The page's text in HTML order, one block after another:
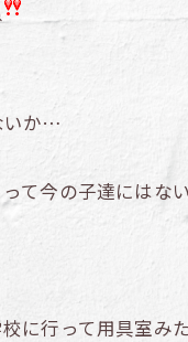
いか…
て今の子達にはな
に行って用具室